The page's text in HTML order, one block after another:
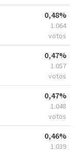
0,48%
1.064
votos
0,47%
1.057
votos
0,47%
1.048
votos
0,46%
1.039